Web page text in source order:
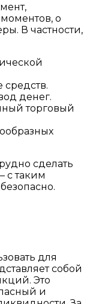
о
В частности,
денег.
торговый
сделать
с таким
для
собой
Это
и